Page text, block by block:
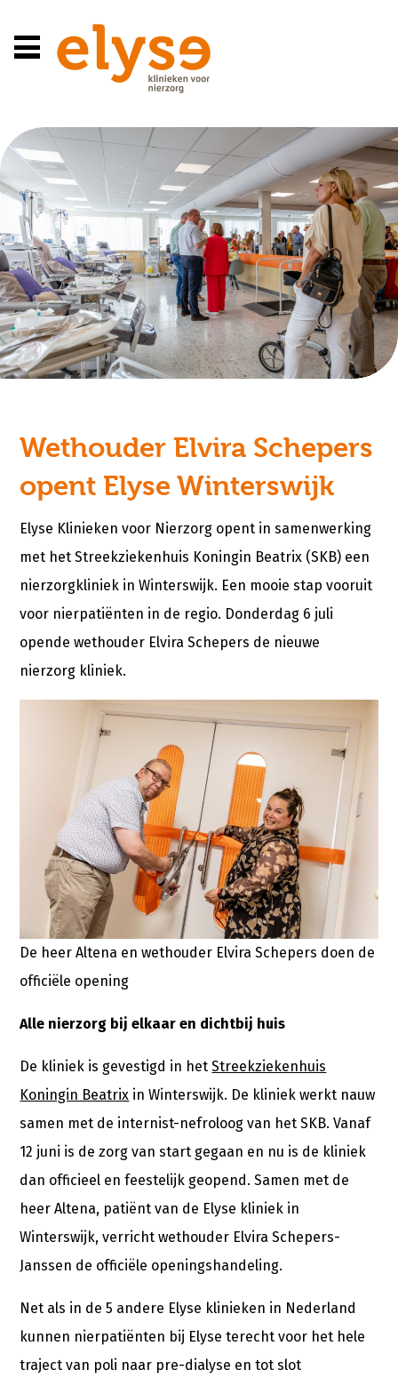
Wethouder Elvira Schepers
opent Elyse Winterswijk
Elyse Klinieken voor Nierzorg opent in samenwerking
met het Streekziekenhuis Koningin Beatrix (SKB) een
nierzorgkliniek in Winterswijk. Een mooie stap vooruit
voor nierpatiënten in de regio. Donderdag 6 juli
opende wethouder Elvira Schepers de nieuwe
nierzorg kliniek.
De heer Altena en wethouder Elvira Schepers doen de
officiële opening
Alle nierzorg bij elkaar en dichtbij huis
De kliniek is gevestigd in hetStreekziekenhuis
Koningin Beatrix in Winterswijk. De kliniek werkt nauw
samen met de internist-nefroloog van het SKB. Vanaf
12 juni is de zorg van start gegaan en nu is de kliniek
dan officieel en feestelijk geopend. Samen met de
heer Altena, patiënt van de Elyse kliniek in
Winterswijk, verricht wethouder Elvira Schepers-
Janssen de officiële openingshandeling.
Net als in de 5 andere Elyse klinieken in Nederland
kunnen nierpatiënten bij Elyse terecht voor het hele
traject van poli naar pre-dialyse en tot slot